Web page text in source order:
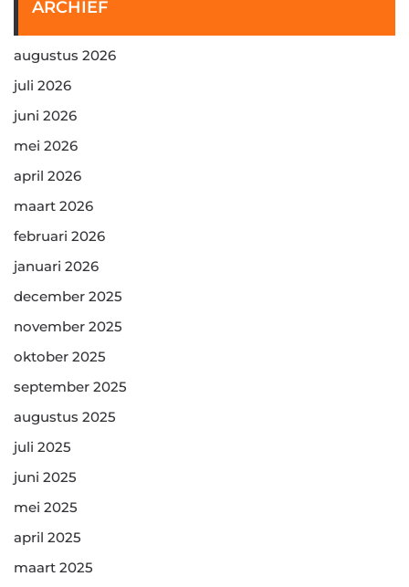
ARCHIEF
augustus 2026
juli 2026
juni 2026
mei 2026
april 2026
maart 2026
februari 2026
januari 2026
december 2025
november 2025
oktober 2025
september 2025
augustus 2025
juli 2025
juni 2025
mei 2025
april 2025
maart 2025